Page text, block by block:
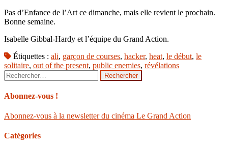
Pas d’Enfance de l’Art ce dimanche, mais elle revient le prochain.
Bonne semaine.
Isabelle Gibbal-Hardy et l’équipe du Grand Action.
Étiquettes : ali, garçon de courses, hacker, heat, le début, le
solitaire, out of the present, public enemies, révélations
Rechercher :
Abonnez-vous !
Abonnez-vous à la newsletter du cinéma Le Grand Action
Catégories